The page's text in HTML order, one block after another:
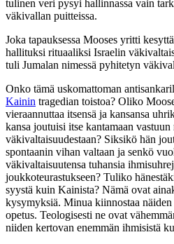
tulinen veri pysyi hallinnassa vain
väkivallan puitteissa.
Joka tapauksessa Mooses yritti
hallituksi rituaaliksi Israelin
tuli Jumalan nimessä pyhitetyn
Onko tämä uskomattoman
Kainin tragedian toistoa? Oliko
vieraannuttaa itsensä ja kansansa
kansa joutuisi itse kantamaan
väkivaltaisuudestaan? Siksikö hän
spontaanin vihan valtaan ja senkö
väkivaltaisuutensa tuhansia
joukkoteurastukseen? Tuliko
syystä kuin Kainista? Nämä ovat
kysymyksiä. Minua kiinnostaa
opetus. Teologisesti ne ovat
niiden kertovan enemmän ihmisistä